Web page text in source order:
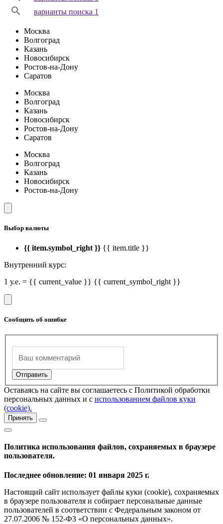
варианты поиска 1
Москва
Волгоград
Казань
Новосибирск
Ростов-на-Дону
Саратов
Москва
Волгоград
Казань
Новосибирск
Ростов-на-Дону
Саратов
Москва
Волгоград
Казань
Новосибирск
Ростов-на-Дону
Выбор валюты
{{ item.symbol_right }} {{ item.title }}
Внутренний курс:
1 у.е. = {{ current_value }} {{ current_symbol_right }}
Сообщить об ошибке
Оставаясь на сайте вы соглашаетесь с Политикой обработки
персональных данных и с использованием файлов куки
(cookie).
Принять
Политика использования файлов, сохраняемых в браузере
пользователя.
Последнее обновление: 01 января 2025 г.
Настоящий сайт использует файлы куки (cookie), сохраняемых
в браузере пользователя и собирает персональные данные
пользователей в соответствии с Федеральным законом от
27.07.2006 № 152-ФЗ «О персональных данных».